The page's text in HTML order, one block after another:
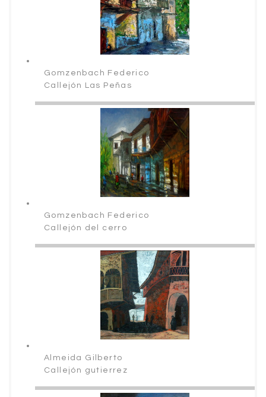
Gomzenbach Federico
Callejón Las Peñas
Gomzenbach Federico
Callejón del cerro
Almeida Gilberto
Callejón gutierrez